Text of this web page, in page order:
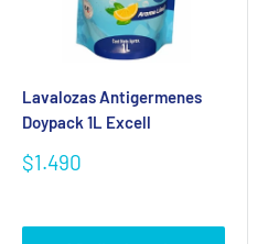
Lavalozas Antigermenes
Doypack 1L Excell
Precio
$1.490